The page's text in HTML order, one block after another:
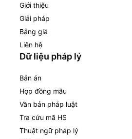
Giới thiệu
Giải pháp
Bảng giá
Liên hệ
Dữ liệu pháp lý
Bản án
Hợp đồng mẫu
Văn bản pháp luật
Tra cứu mã HS
Thuật ngữ pháp lý